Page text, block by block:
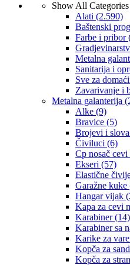
Show All Categories
Alati (2.590)
Baštenski
Farbe i pribor
Metalna
Sanitarija i
Sve za
Zavarivanje i
Metalna galanterija
Alke (9)
Bravice (5)
Brojevi i
Čiviluci (6)
Cp nosač
Ekseri (57)
Elastične
Garažne kuke
Hangar vijak
Kapa za cevi
Karabiner(14)
Karabiner sa
Karike za
Kopča za
Kopča za